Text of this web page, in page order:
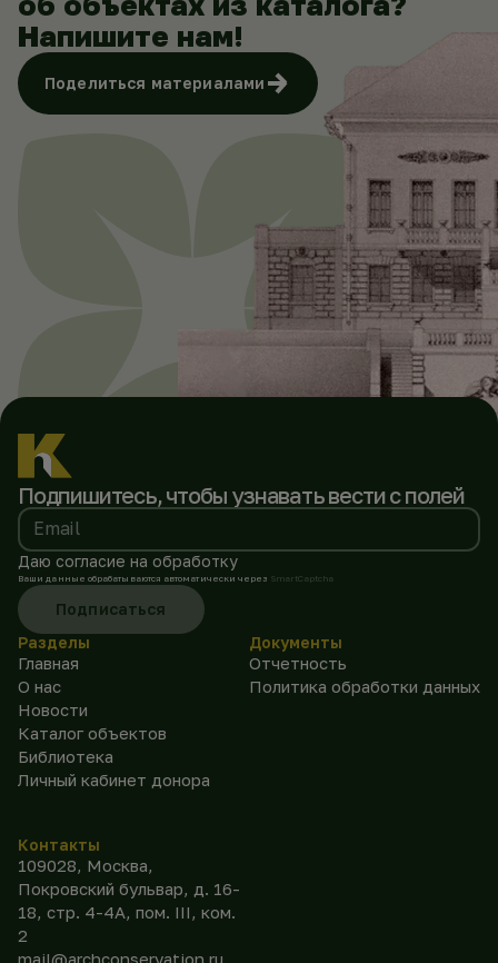
Напишите нам!
Поделиться материалами
Подпишитесь, чтобы узнавать вести с полей
Email
Даю согласие на обработку
Ваши данные обрабатываются автоматически через SmartCaptcha
Подписаться
Разделы
Главная
О нас
Новости
Каталог объектов
Библиотека
Личный кабинет донора
Документы
Отчетность
Политика обработки данных
Контакты
109028, Москва,
Покровский бульвар, д. 16-
18, стр. 4-4А, пом. III, ком.
2
mail@archconservation.ru